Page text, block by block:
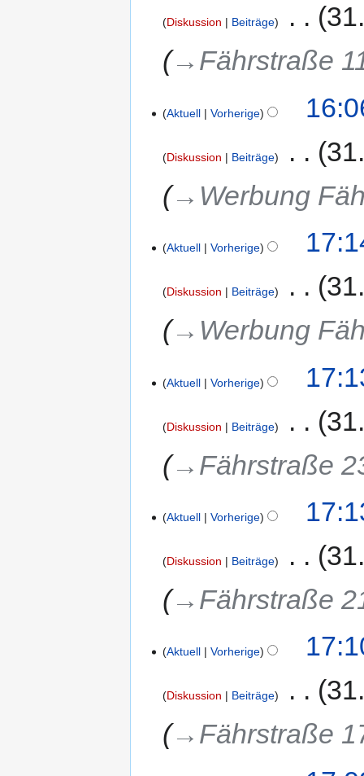
Diskussion Beiträge
→‎Fährstraße
Aktuell Vorherige
Diskussion Beiträge
→‎Werbung
Aktuell Vorherige
Diskussion Beiträge
→‎Werbung
Aktuell Vorherige
Diskussion Beiträge
→‎Fährstraße
Aktuell Vorherige
Diskussion Beiträge
→‎Fährstraße
Aktuell Vorherige
Diskussion Beiträge
→‎Fährstraße